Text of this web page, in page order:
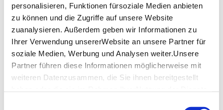
personalisieren, Funktionen fürsoziale Medien anbieten
zu können und die Zugriffe auf unsere Website
zuanalysieren. Außerdem geben wir Informationen zu
Ihrer Verwendung unsererWebsite an unsere Partner für
soziale Medien, Werbung und Analysen weiter.Unsere
Partner führen diese Informationen möglicherweise mit
weiteren Datenzusammen, die Sie ihnen bereitgestellt